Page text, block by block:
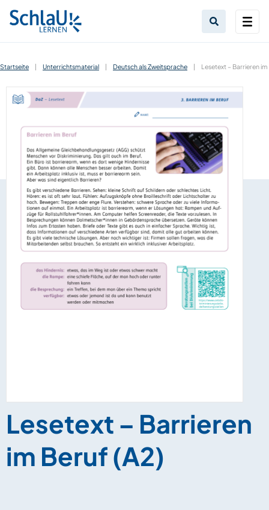
Startseite | Unterrichtsmaterial | Deutsch als Zweitsprache | Lesetext – Barrieren im
Lesetext – Barrieren
im Beruf (A2)